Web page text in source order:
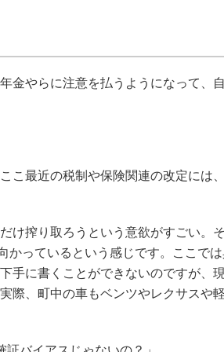
やらに注意を払うようになって、
最近の税制や保険関連の改定には
搾り取ろうという意欲がすごい。
かっているという感じです。ここで
手に書くことができないのですが、
際、町中の車もベンツやレクサスや